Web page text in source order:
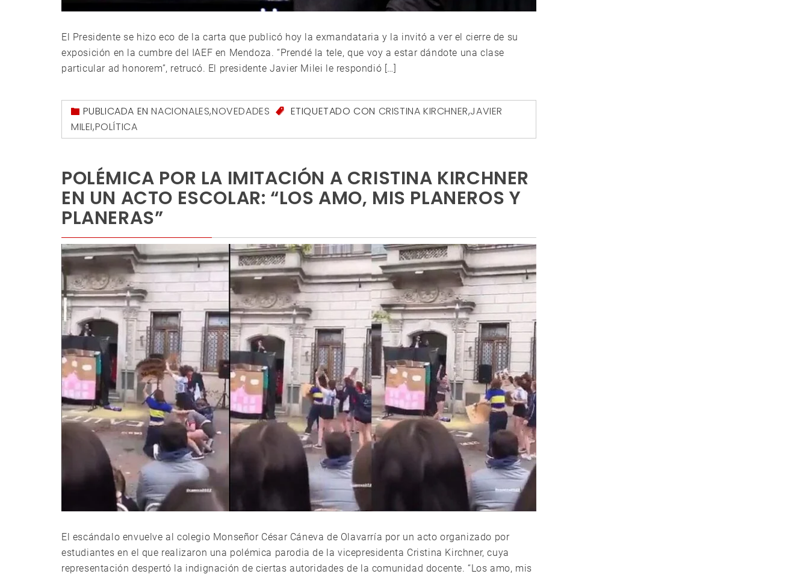
El Presidente se hizo eco de la carta que publicó hoy la exmandataria y la invitó a ver el cierre de su
exposición en la cumbre del IAEF en Mendoza. “Prendé la tele, que voy a estar dándote una clase
particular ad honorem”, retrucó. El presidente Javier Milei le respondió […]
PUBLICADA ENNACIONALES,NOVEDADES ETIQUETADO CON CRISTINA KIRCHNER,JAVIER
MILEI,POLÍTICA
POLÉMICA POR LA IMITACIÓN A CRISTINA KIRCHNER
EN UN ACTO ESCOLAR: “LOS AMO, MIS PLANEROS Y
PLANERAS”
El escándalo envuelve al colegio Monseñor César Cáneva de Olavarría por un acto organizado por
estudiantes en el que realizaron una polémica parodia de la vicepresidenta Cristina Kirchner, cuya
representación despertó la indignación de ciertas autoridades de la comunidad docente. “Los amo, mis